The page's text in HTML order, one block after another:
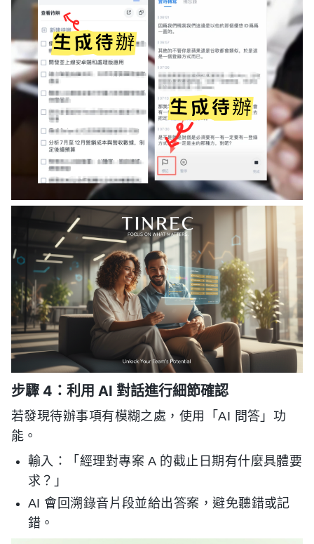
步驟 4：利用 AI 對話進行細節確認
若發現待辦事項有模糊之處，使用「AI 問答」功
能。
輸入：「經理對專案 A 的截止日期有什麼具體要
求？」
AI 會回溯錄音片段並給出答案，避免聽錯或記
錯。